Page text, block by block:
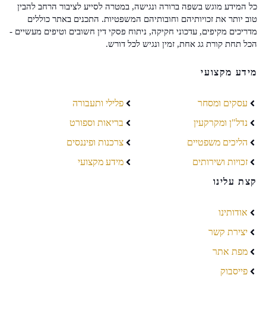
כל המידע מוגש בשפה ברורה ונגישה, במטרה לסייע לציבור הרחב להבין
טוב יותר את זכויותיהם וחובותיהם המשפטיות. התכנים באתר כוללים
מדריכים מקיפים, עדכוני חקיקה, ניתוח פסקי דין חשובים וטיפים מעשיים -
הכל תחת קורת גג אחת, זמין ונגיש לכל דורש.
מידע מקצועי
עסקים ומסחר
נדל"ן ומקרקעין
הליכים משפטיים
זכויות ושירותים
פלילי ותעבורה
בריאות וספורט
צרכנות ופיננסים
מידע מקצועי
קצת עלינו
אודותינו
יצירת קשר
מפת אתר
פייסבוק